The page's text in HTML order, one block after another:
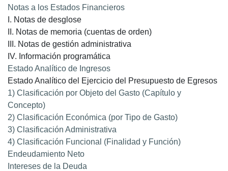
Notas a los Estados Financieros
I. Notas de desglose
II. Notas de memoria (cuentas de orden)
III. Notas de gestión administrativa
IV. Información programática
Estado Analítico de Ingresos
Estado Analítico del Ejercicio del Presupuesto de Egresos
1) Clasificación por Objeto del Gasto (Capítulo y
Concepto)
2) Clasificación Económica (por Tipo de Gasto)
3) Clasificación Administrativa
4) Clasificación Funcional (Finalidad y Función)
Endeudamiento Neto
Intereses de la Deuda